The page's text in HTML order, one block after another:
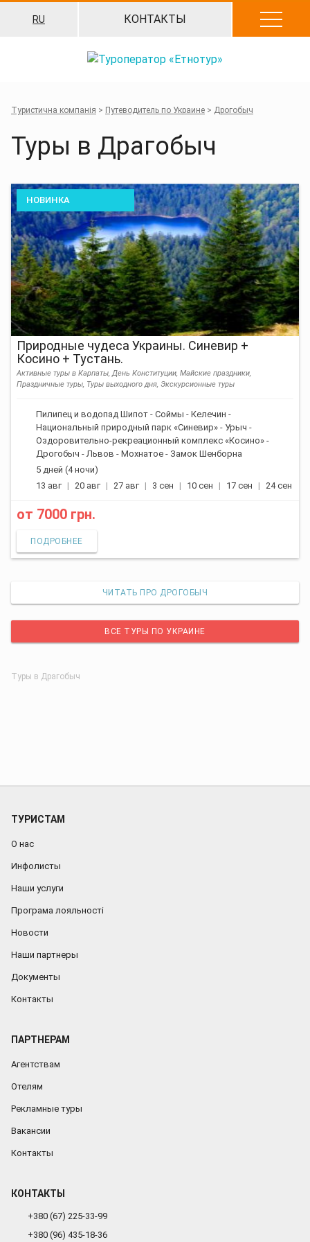
RU КОНТАКТЫ
Туристична компанія > Путеводитель по Украине > Дрогобыч
Туры в Драгобыч
Природные чудеса Украины. Синевир +
Косино + Тустань.
Активные туры в Карпаты, День Конституции, Майские праздники,
Праздничные туры, Туры выходного дня, Экскурсионные туры
Пилипец и водопад Шипот - Соймы - Келечин -
Национальный природный парк «Синевир» - Урыч -
Оздоровительно-рекреационный комплекс «Косино» -
Дрогобыч - Львов - Мохнатое - Замок Шенборна
5 дней (4 ночи)
13 авг
20 авг 27 авг 3 сен 10 сен 17 сен 24 сен
НОВИНКА
от 7000 грн.
ПОДРОБНЕЕ
ЧИТАТЬ ПРО ДРОГОБЫЧ
ВСЕ ТУРЫ ПО УКРАИНЕ
Туры в Драгобыч
ТУРИСТАМ
О нас
Инфолисты
Наши услуги
Програма лояльності
Новости
Наши партнеры
Документы
Контакты
ПАРТНЕРАМ
Агентствам
Отелям
Рекламные туры
Вакансии
Контакты
КОНТАКТЫ
+380 (67) 225-33-99
+380 (96) 435-18-36